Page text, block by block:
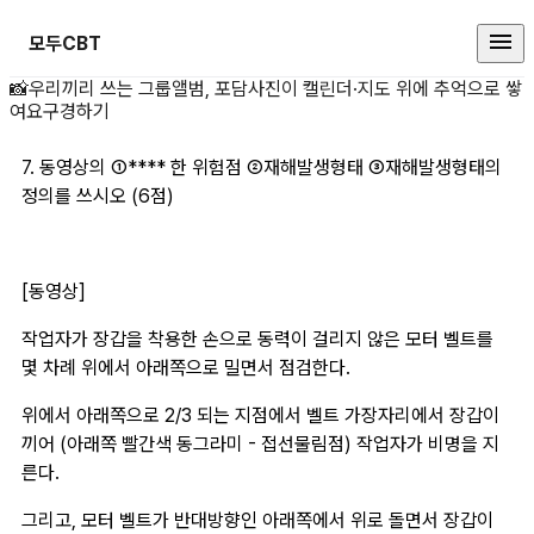
모두CBT
7. 동영상의 ①*** 상세 페이지
📸우리끼리 쓰는 그룹앨범, 포담사진이 캘린더·지도 위에 추억으로 쌓
여요구경하기
7. 동영상의 ①**** 한 위험점 ②재해발생형태 ③재해발생형태의
정의를 쓰시오 (6점)
[동영상]
작업자가 장갑을 착용한 손으로 동력이 걸리지 않은 모터 벨트를
몇 차례 위에서 아래쪽으로 밀면서 점검한다.
위에서 아래쪽으로 2/3 되는 지점에서 벨트 가장자리에서 장갑이
끼어 (아래쪽 빨간색 동그라미 - 접선물림점) 작업자가 비명을 지
른다.
그리고, 모터 벨트가 반대방향인 아래쪽에서 위로 돌면서 장갑이